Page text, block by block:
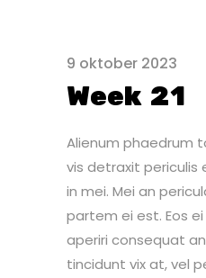
9 oktober 2023
Week 21
Alienum phaedrum
vis detraxit periculis
in mei. Mei an
partem ei est. Eos ei
aperiri consequat
tincidunt vix at, vel